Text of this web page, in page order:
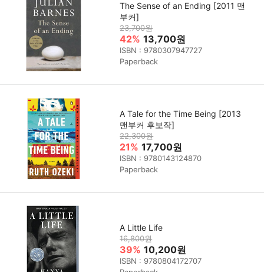
The Sense of an Ending [2011 맨
부커]
23,700원
42% 13,700원
ISBN : 9780307947727
Paperback
A Tale for the Time Being [2013
맨부커 후보작]
22,300원
21% 17,700원
ISBN : 9780143124870
Paperback
A Little Life
16,800원
39% 10,200원
ISBN : 9780804172707